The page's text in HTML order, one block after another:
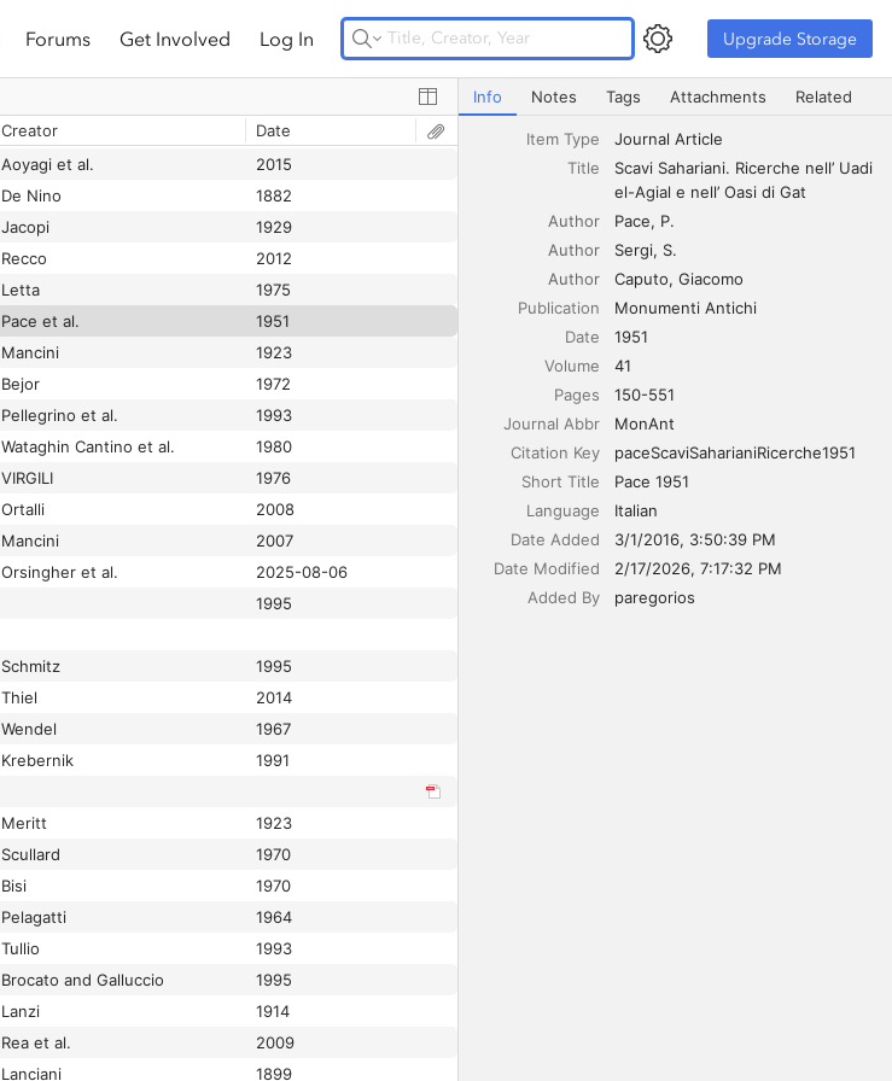
Forums Get Involved Log In Upgrade Storage Upgrade Storage
Creator Date
Brocato et al.
2022
Aoyagi et al.
2015
De Nino
1882
Jacopi
1929
Recco
2012
Letta
1975
Pace et al.
1951
Mancini
1923
Bejor
1972
Pellegrino et al.
1993
Wataghin Cantino et al.
1980
VIRGILI
1976
Ortalli
2008
Mancini
2007
Orsingher et al.
2025-08-06
1995
Schmitz
1995
Thiel
2014
Wendel
1967
Krebernik
1991
Meritt
1923
Scullard
1970
Bisi
1970
Pelagatti
1964
Tullio
1993
Brocato and Galluccio
1995
Lanzi
1914
Rea et al.
2009
Lanciani 1899
Scavi Sahariani. Ricerche nell’ Uadi el-Agial e nell’ Oasi di
Info Notes Tags Attachments Related
Item Type
Journal Article
Title
Scavi Sahariani. Ricerche nell’ Uadi
el-Agial e nell’ Oasi di Gat
Author
Pace
P.
Author
Sergi S.
Author
Caputo Giacomo
Publication
Monumenti Antichi
Date
1951
Volume
41
Pages
150-551
Journal Abbr
MonAnt
Citation Key
paceScaviSaharianiRicerche1951
Short Title
Pace 1951
Language
Italian
Date Added
3/1/2016, 3:50:39 PM
Date Modified
2/17/2026, 7:17:32 PM
Added By
paregorios